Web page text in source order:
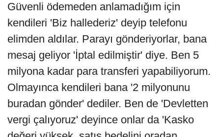
Güvenli ödemeden anlamadığım için
kendileri 'Biz hallederiz' deyip telefonu
elimden aldılar. Parayı gönderiyorlar, bana
mesaj geliyor 'İptal edilmiştir' diye. Ben 5
milyona kadar para transferi yapabiliyorum.
Olmayınca kendileri bana '2 milyonunu
buradan gönder' dediler. Ben de 'Devletten
vergi çalıyoruz' deyince onlar da 'Kasko